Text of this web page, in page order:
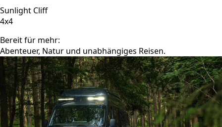
Sunlight Cliff
4x4
Bereit für mehr:
Abenteuer, Natur und unabhängiges Reisen.